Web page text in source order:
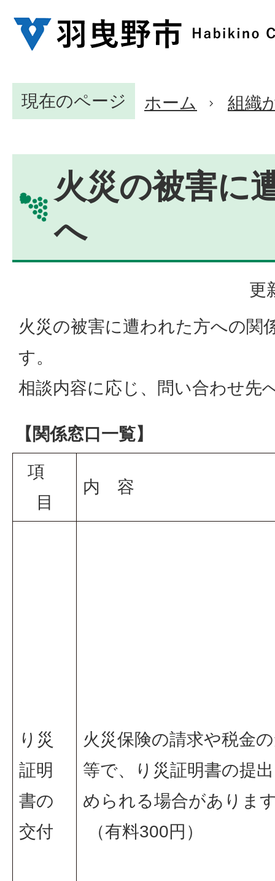
現在のページ ホーム 組織
火災の被害に
へ
更
火災の被害に遭われた方への関
す。
相談内容に応じ、問い合わせ先
【関係窓口一覧】
項
目
内 容
り災
証明
書の
交付
火災保険の請求や税金
等で、り災証明書の提
められる場合がありま
（有料300円）